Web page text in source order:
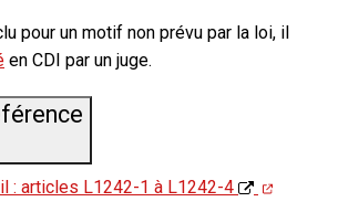
pour un motif non prévu par la loi, il
en CDI par un juge.
: articles L1242-1 à L1242-4